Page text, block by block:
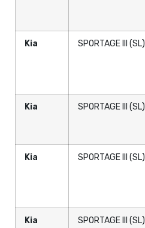
Kia SPORTAGE III (SL)
Kia SPORTAGE III (SL)
Kia SPORTAGE III (SL)
Kia SPORTAGE III (SL)